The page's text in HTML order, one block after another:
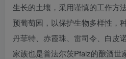
生长的土壤，采用谨慎的工作方
预葡萄园，以保护生物多样性，
丹菲特、赤霞珠、雷司令、白皮
家族也是普法尔茨Pfalz的酿酒世